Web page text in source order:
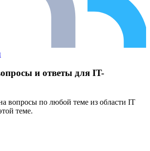
и ответы для IT-
вопросы по любой теме из области IT
теме.